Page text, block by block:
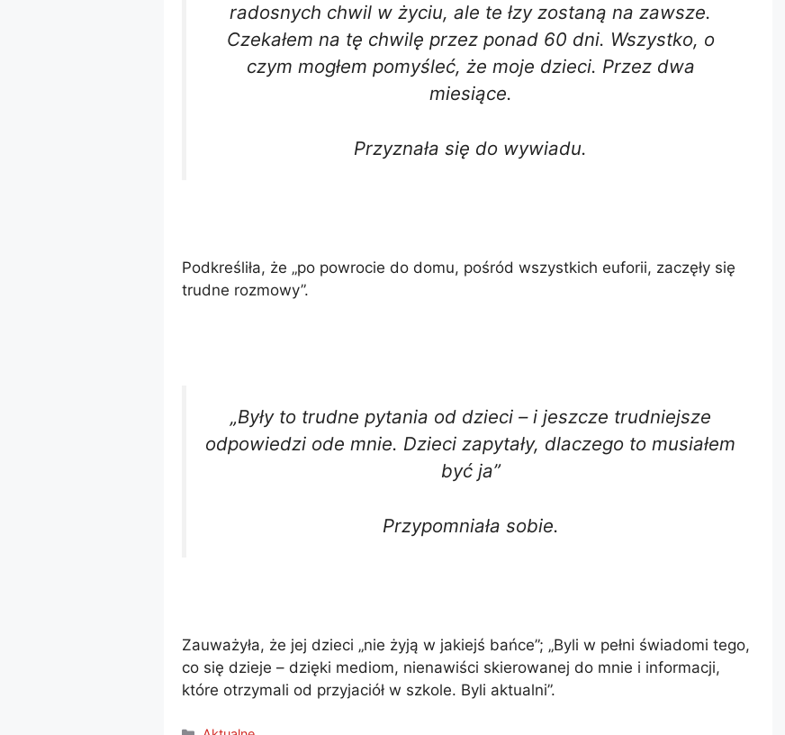
radosnych chwil w życiu, ale te łzy zostaną na zawsze.
Czekałem na tę chwilę przez ponad 60 dni. Wszystko, o
czym mogłem pomyśleć, że moje dzieci. Przez dwa
miesiące.
Przyznała się do wywiadu.
Podkreśliła, że ​​„po powrocie do domu, pośród wszystkich euforii, zaczęły się
trudne rozmowy”.
„Były to trudne pytania od dzieci – i jeszcze trudniejsze
odpowiedzi ode mnie. Dzieci zapytały, dlaczego to musiałem
być ja”
Przypomniała sobie.
Zauważyła, że ​​jej dzieci „nie żyją w jakiejś bańce”; „Byli w pełni świadomi tego,
co się dzieje – dzięki mediom, nienawiści skierowanej do mnie i informacji,
które otrzymali od przyjaciół w szkole. Byli aktualni”.